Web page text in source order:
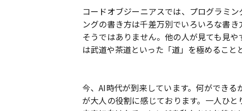
コードオブジーニアスでは、プログラミ
ングの書き方は千差万別でいろいろな書
そうではありません。他の人が見ても見
は武道や茶道といった「道」を極めること
今、AI時代が到来しています。何ができ
が大人の役割に感じております。一人ひ